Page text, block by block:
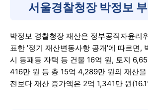
서울경찰청장 박정보
박정보 경찰청장 재산은 정부공직자윤리
표한 '정기 재산변동사항 공개'에 따르면,
시 동패동 자택 등 건물 16억 원, 토지
416만 원 등 총 15억 4,289만 원의 재산을
전보다 재산 증가액은 2억 1,341만 원